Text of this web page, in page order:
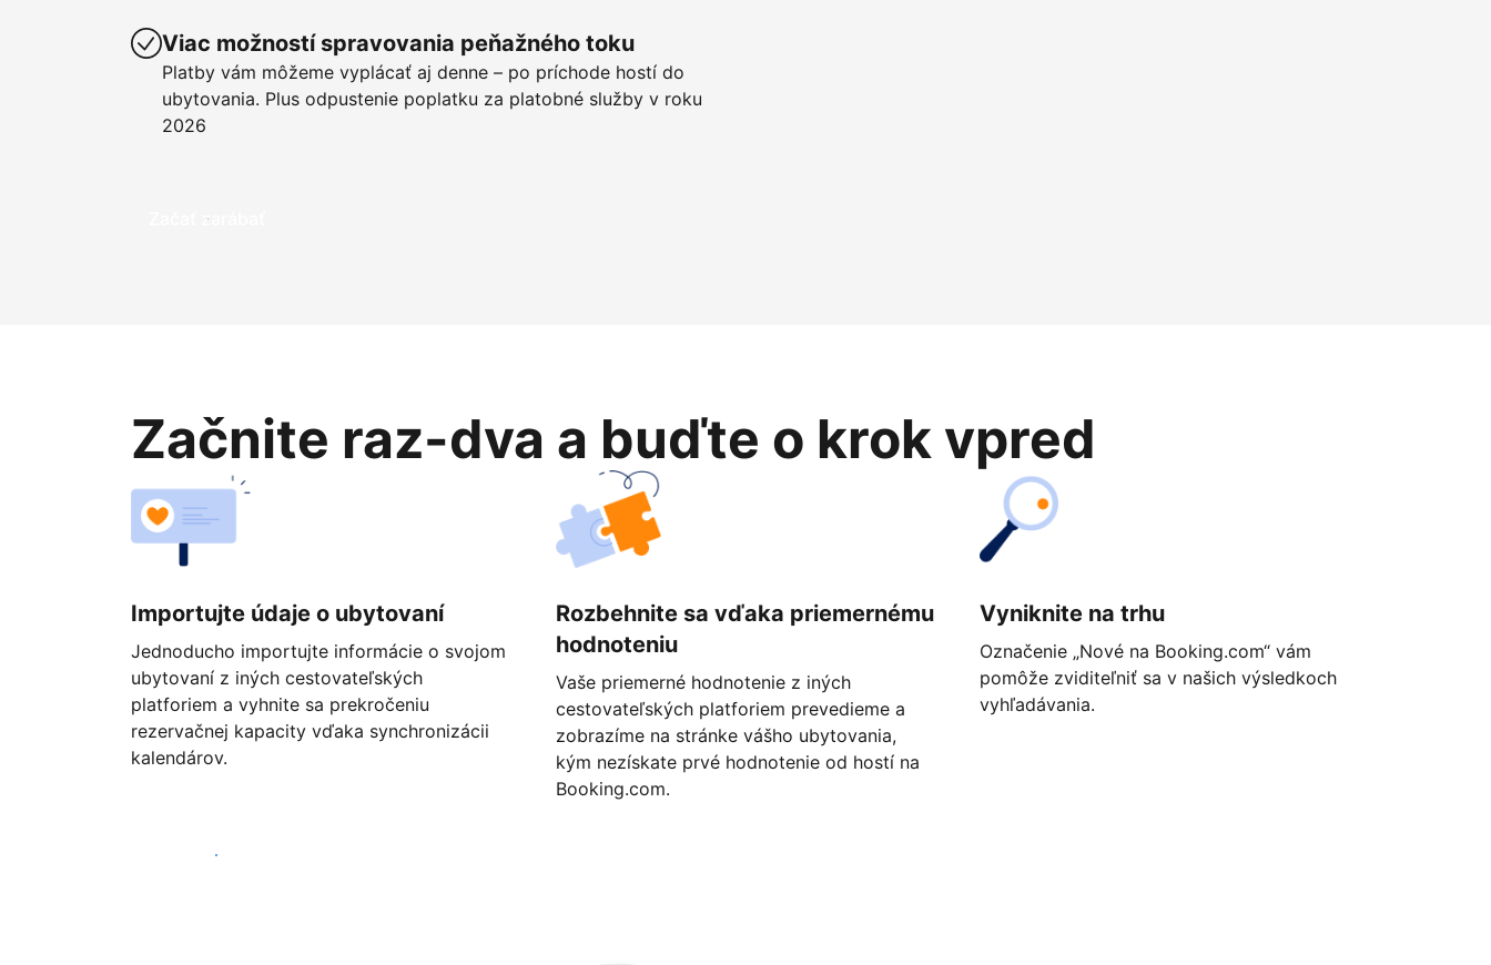
Viac možností spravovania peňažného toku
Platby vám môžeme vyplácať aj denne – po príchode hostí do
ubytovania. Plus odpustenie poplatku za platobné služby v roku
2026
Začať zarábať
Začnite raz-dva a buďte o krok vpred
Importujte údaje o ubytovaní
Jednoducho importujte informácie o svojom
ubytovaní z iných cestovateľských
platforiem a vyhnite sa prekročeniu
rezervačnej kapacity vďaka synchronizácii
kalendárov.
Rozbehnite sa vďaka priemernému
hodnoteniu
Vaše priemerné hodnotenie z iných
cestovateľských platforiem prevedieme a
zobrazíme na stránke vášho ubytovania,
kým nezískate prvé hodnotenie od hostí na
Booking.com.
Vyniknite na trhu
Označenie „Nové na Booking.com“ vám
pomôže zviditeľniť sa v našich výsledkoch
vyhľadávania.
Začať ešte dnes